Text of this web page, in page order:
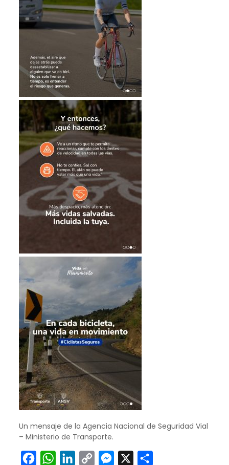
Un mensaje de la Agencia Nacional de Seguridad Vial
– Ministerio de Transporte.
FacebookWhatsAppLinkedIn
Copy
Messenger